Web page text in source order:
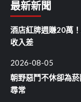
最新新聞
酒店紅牌週賺20萬
收入差
2026-08-05
朝野惡鬥不休卻為
尋常